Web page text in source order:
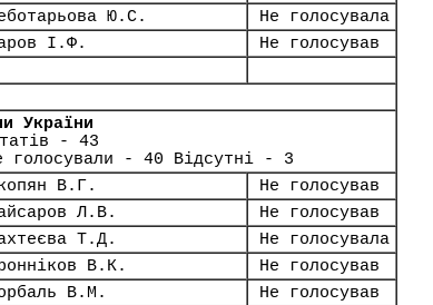
Ю.С.
Не голосувала
І.Ф.
Не голосував
України
- 43
- 40 Відсутні - 3
В.Г.
Не голосував
Л.В.
Не голосував
Т.Д.
Не голосувала
В.К.
Не голосував
В.М.
Не голосував